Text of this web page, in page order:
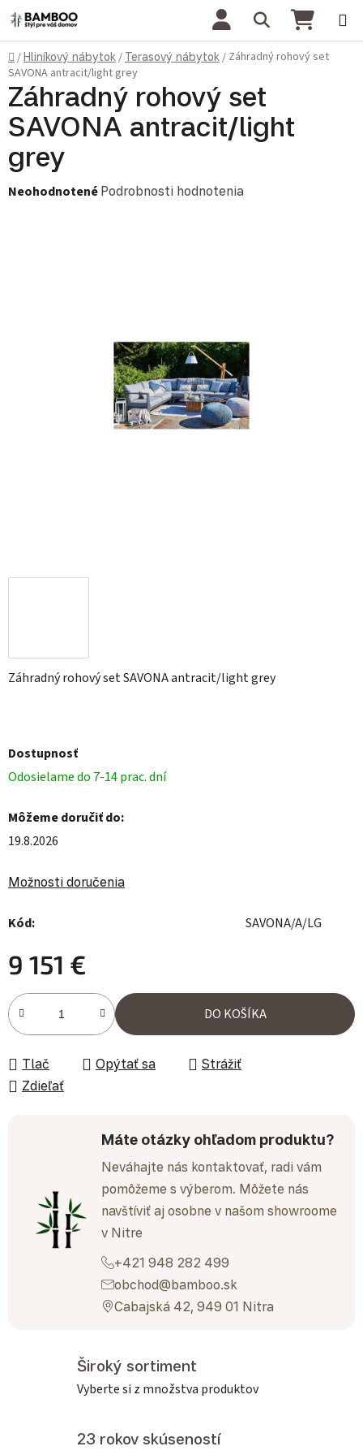
Prejsť na obsah Hľadať
Domov
/Hliníkový nábytok / Terasový nábytok / Záhradný rohový set
SAVONA antracit/light grey
Záhradný rohový set SAVONA antracit/light grey
Dostupnosť
Odosielame do 7-14 prac. dní
Môžeme doručiť do:
19.8.2026
Možnosti doručenia
Kód: SAVONA/A/LG
9 151 €
Jednotková cena:
DO KOŠÍKA
Tlač Opýtať sa
Strážiť
Zdieľať
Máte otázky ohľadom produktu?
Neváhajte nás kontaktovať, radi vám
pomôžeme s výberom. Môžete nás
navštíviť aj osobne v našom showroome
v Nitre
+421 948 282 499
obchod@bamboo.sk
Cabajská 42, 949 01 Nitra
Záhradný rohový set
SAVONA antracit/light
grey
Priemerné hodnotenie produktu je 0,0 z 5 hviezdičiek.
Neohodnotené Podrobnosti hodnotenia
Široký sortiment
Vyberte si z množstva produktov
23 rokov skúseností